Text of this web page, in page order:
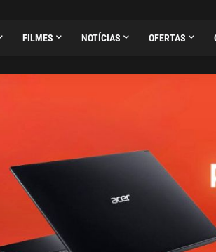
FILMES NOTÍCIAS OFERTAS